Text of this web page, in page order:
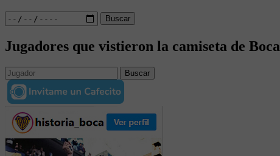
Buscar
Jugadores que vistieron la camiseta de Boca
Buscar